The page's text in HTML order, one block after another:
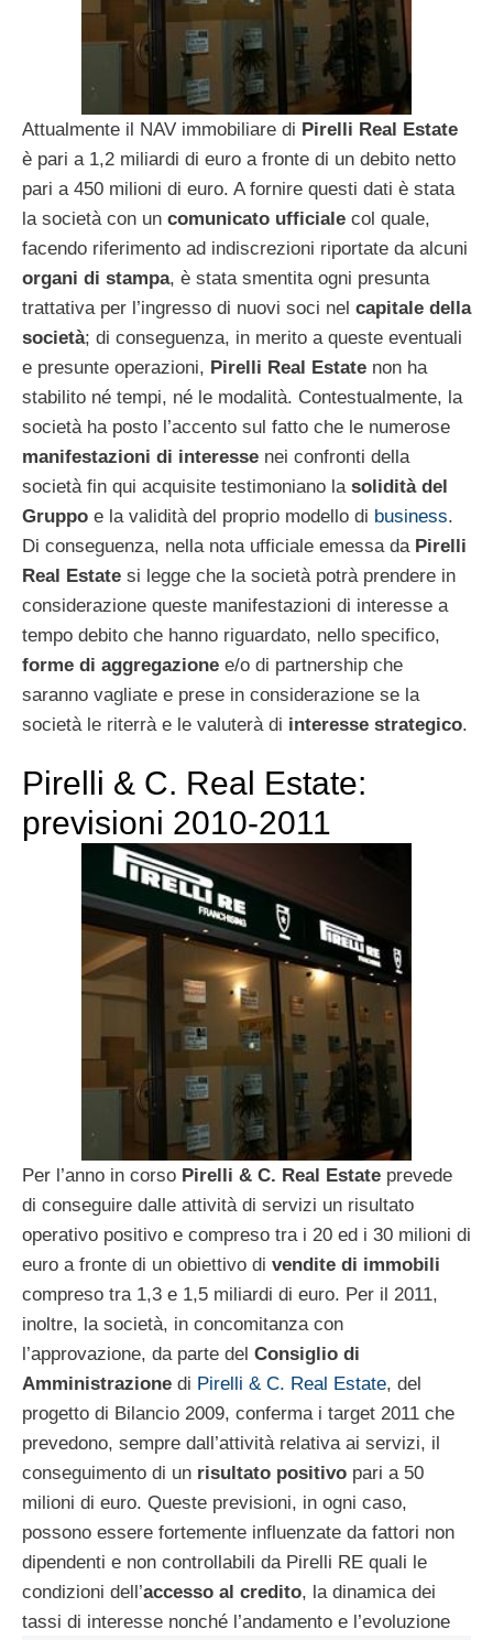
Attualmente il NAV immobiliare di Pirelli Real Estate
è pari a 1,2 miliardi di euro a fronte di un debito netto
pari a 450 milioni di euro. A fornire questi dati è stata
la società con un comunicato ufficiale col quale,
facendo riferimento ad indiscrezioni riportate da alcuni
organi di stampa, è stata smentita ogni presunta
trattativa per l’ingresso di nuovi soci nel capitale della
società; di conseguenza, in merito a queste eventuali
e presunte operazioni, Pirelli Real Estate non ha
stabilito né tempi, né le modalità. Contestualmente, la
società ha posto l’accento sul fatto che le numerose
manifestazioni di interesse nei confronti della
società fin qui acquisite testimoniano la solidità del
Gruppo e la validità del proprio modello di business.
Di conseguenza, nella nota ufficiale emessa da Pirelli
Real Estate si legge che la società potrà prendere in
considerazione queste manifestazioni di interesse a
tempo debito che hanno riguardato, nello specifico,
forme di aggregazione e/o di partnership che
saranno vagliate e prese in considerazione se la
società le riterrà e le valuterà di interesse strategico.
Pirelli & C. Real Estate:
previsioni 2010-2011
Per l’anno in corso Pirelli & C. Real Estate prevede
di conseguire dalle attività di servizi un risultato
operativo positivo e compreso tra i 20 ed i 30 milioni di
euro a fronte di un obiettivo di vendite di immobili
compreso tra 1,3 e 1,5 miliardi di euro. Per il 2011,
inoltre, la società, in concomitanza con
l’approvazione, da parte del Consiglio di
Amministrazione di Pirelli & C. Real Estate, del
progetto di Bilancio 2009, conferma i target 2011 che
prevedono, sempre dall’attività relativa ai servizi, il
conseguimento di un risultato positivo pari a 50
milioni di euro. Queste previsioni, in ogni caso,
possono essere fortemente influenzate da fattori non
dipendenti e non controllabili da Pirelli RE quali le
condizioni dell’accesso al credito, la dinamica dei
tassi di interesse nonché l’andamento e l’evoluzione